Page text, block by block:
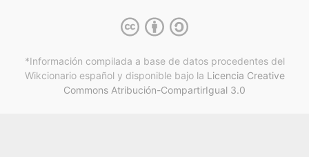
*Información compilada a base de datos procedentes del
Wikcionario español y disponible bajo la Licencia Creative
Commons Atribución-CompartirIgual 3.0